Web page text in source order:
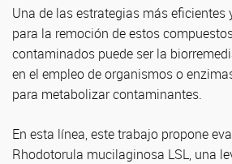
Una de las estrategias más eficientes
para la remoción de estos
contaminados puede ser la
en el empleo de organismos o
para metabolizar contaminantes.
En esta línea, este trabajo propone
Rhodotorula mucilaginosa LSL, una